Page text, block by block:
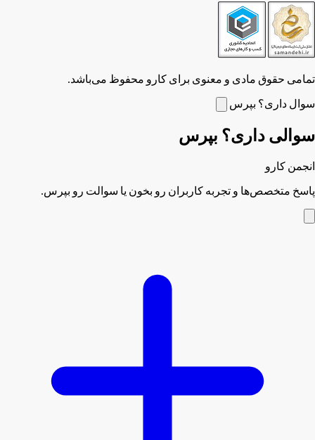
تمامی حقوق مادی و معنوی برای کارو محفوظ می‌باشد.
سوال داری؟ بپرس
سوالی داری؟ بپرس
انجمن کارو
پاسخ متخصص‌ها و تجربه کاربران رو بخون یا سوالت رو بپرس.